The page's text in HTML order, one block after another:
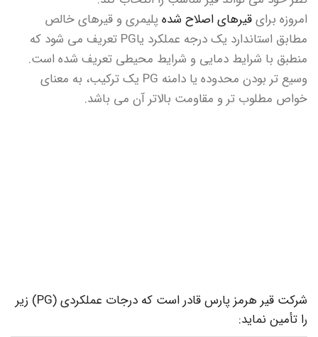
امروزه برایقیرهای اصلاح شده پلیمری و قیرهای خالص
مطابق استاندارد یک درجه عملکرد یاPG تعریف می شود که
منطبق با شرایط دمایی و شرایط محیطی تعریف شده است.
وسیع تر بودن محدوده یا دامنه PG یک ترکیب، به معنای
خواص مطلوب تر و مقاومت بالاتر آن می باشد.
شرکت قیر هرمز پارس قادر است که درجات عملکردی (PG) زیر
را تأمین نماید: